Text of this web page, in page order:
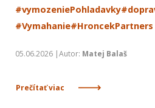
#vymozeniePohladavky
#Vymahanie#HroncekPartners
05.06.2026 |Autor: Matej Balaš
Prečítať viac